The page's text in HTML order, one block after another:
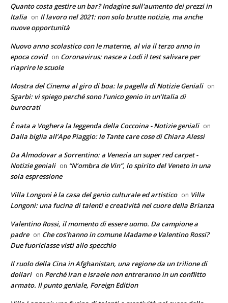
Quanto costa gestire un bar? Indagine sull'aumento dei prezzi in
Italia on Il lavoro nel 2021: non solo brutte notizie, ma anche
nuove opportunità
Nuovo anno scolastico con le materne, al via il terzo anno in
epoca covid on Coronavirus: nasce a Lodi il test salivare per
riaprire le scuole
Mostra del Cinema al giro di boa: la pagella di Notizie Geniali on
Sgarbi: vi spiego perché sono l’unico genio in un’Italia di
burocrati
È nata a Voghera la leggenda della Coccoina - Notizie geniali on
Dalla biglia all’Ape Piaggio: le Tante care cose di Chiara Alessi
Da Almodovar a Sorrentino: a Venezia un super red carpet -
Notizie geniali on “N’ombra de Vin”, lo spirito del Veneto in una
sola espressione
Villa Longoni è la casa del genio culturale ed artistico on Villa
Longoni: una fucina di talenti e creatività nel cuore della Brianza
Valentino Rossi, il momento di essere uomo. Da campione a
padre on Che cos’hanno in comune Madame e Valentino Rossi?
Due fuoriclasse visti allo specchio
Il ruolo della Cina in Afghanistan, una regione da un trilione di
dollari on Perché Iran e Israele non entreranno in un conflitto
armato. Il punto geniale, Foreign Edition